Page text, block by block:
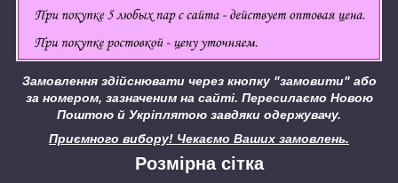
Замовлення здійснювати через кнопку "замовити" або
за номером, зазначеним на сайті. Пересилаємо Новою
Поштою й Укріплятою завдяки одержувачу.
Приємного вибору! Чекаємо Ваших замовлень.
Розмірна сітка